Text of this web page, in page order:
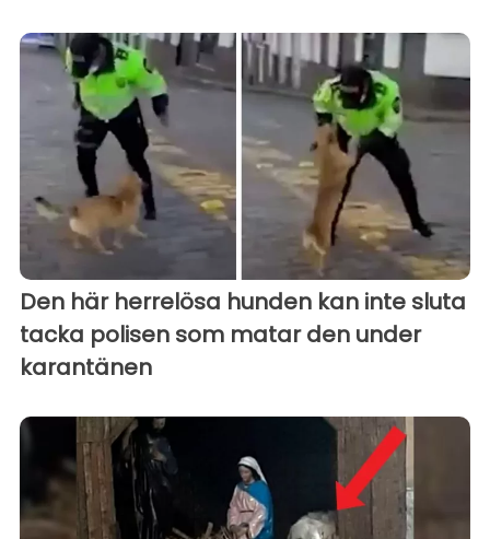
Den här herrelösa hunden kan inte sluta
tacka polisen som matar den under
karantänen